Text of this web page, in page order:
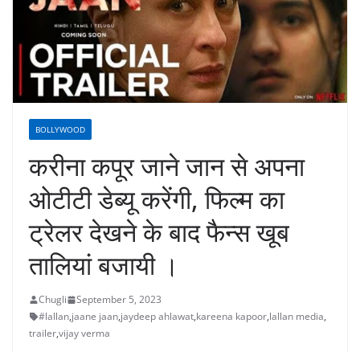
BOLLYWOOD
करीना कपूर जाने जान से अपना
ओटीटी डेब्यू करेंगी, फिल्म का
ट्रेलर देखने के बाद फैन्स खूब
तालियां बजायी ।
Chugli
September 5, 2023
#lallan,jaane jaan,jaydeep ahlawat,kareena kapoor,lallan media,
trailer,vijay verma